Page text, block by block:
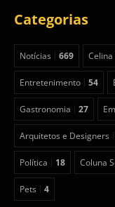
Categorias
Notícias 669 Celina
Entretenimento 54
Gastronomia 27
Arquitetos e Designers
Política 18 Coluna
Pets 4